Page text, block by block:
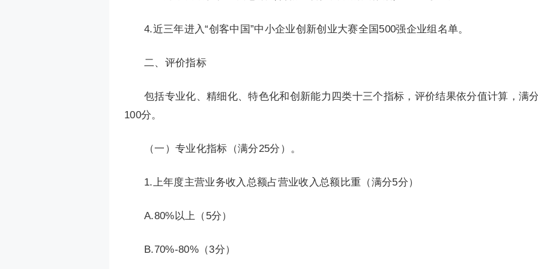
4.近三年进入“创客中国”中小企业创新创业大赛全国500强企业组名单。
二、评价指标
包括专业化、精细化、特色化和创新能力四类十三个指标，评价结果依分值计算，满
100分。
（一）专业化指标（满分25分）。
1.上年度主营业务收入总额占营业收入总额比重（满分5分）
A.80%以上（5分）
B.70%-80%（3分）